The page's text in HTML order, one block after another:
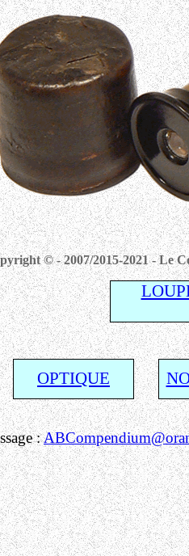
© - 2007/2015-2021 - Le
OPTIQUE
: